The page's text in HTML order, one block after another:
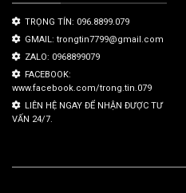
TRỌNG TÍN: 096.8899.079
GMAIL: trongtin7799@gmail.com
ZALO: 0968899079
FACEBOOK:
www.facebook.com/trong.tin.079
LIÊN HỆ NGAY ĐỂ NHẬN ĐƯỢC TƯ
VẤN 24/7.